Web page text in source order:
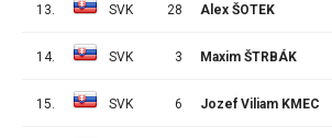
13. SVK 28 Alex ŠOTEK
14. SVK 3 Maxim ŠTRBÁK
15. SVK 6 Jozef Viliam KMEC